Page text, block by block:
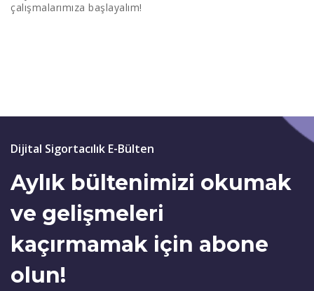
çalışmalarımıza başlayalım!
Dijital Sigortacılık E-Bülten
Aylık bültenimizi okumak
ve gelişmeleri
kaçırmamak için abone
olun!